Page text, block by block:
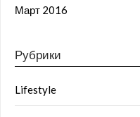
Март 2016
Рубрики
Lifestyle